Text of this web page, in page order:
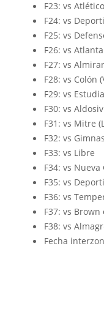
F23: vs
F24: vs
F25: vs
F26: vs Atlanta
F27: vs
F28: vs Colón
F29: vs
F30: vs
F31: vs Mitre
F32: vs
F33: vs Libre
F34: vs Nueva
F35: vs
F36: vs
F37: vs Brown
F38: vs
Fecha